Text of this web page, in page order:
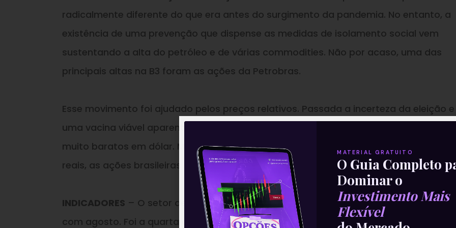
radicalmente diferente do que era antes do surgimento da pandemia. No entanto, a
existência de uma prevenção que dispense as medidas de isolamento social vem
sustentando a alta do petróleo e de várias commodities. Não por acaso, uma das
principais altas na B3 foram as ações da Petrobras.
Esse movimento foi ajudado pelos preços relativos. Passada a incerteza da eleição e
uma vacina viável aparentemente a caminho, fica claro que os ativos brasileiros
muito baratos em dólar. Mesmo considerando-se uma taxa de câmbio abaixo de 5,40
reais, as ações brasileiras estão sendo negociadas a preços muito convidativos.
INDICADORES – O setor de serviços cresceu 1,8 por cento em setembro em
com agosto. Foi a quarta alta consecutiva. O ganho acumulado de 13,4 por cento
MATERIAL GRATUITO
O Guia Completo
Dominar o
Investimento Mais
Flexível